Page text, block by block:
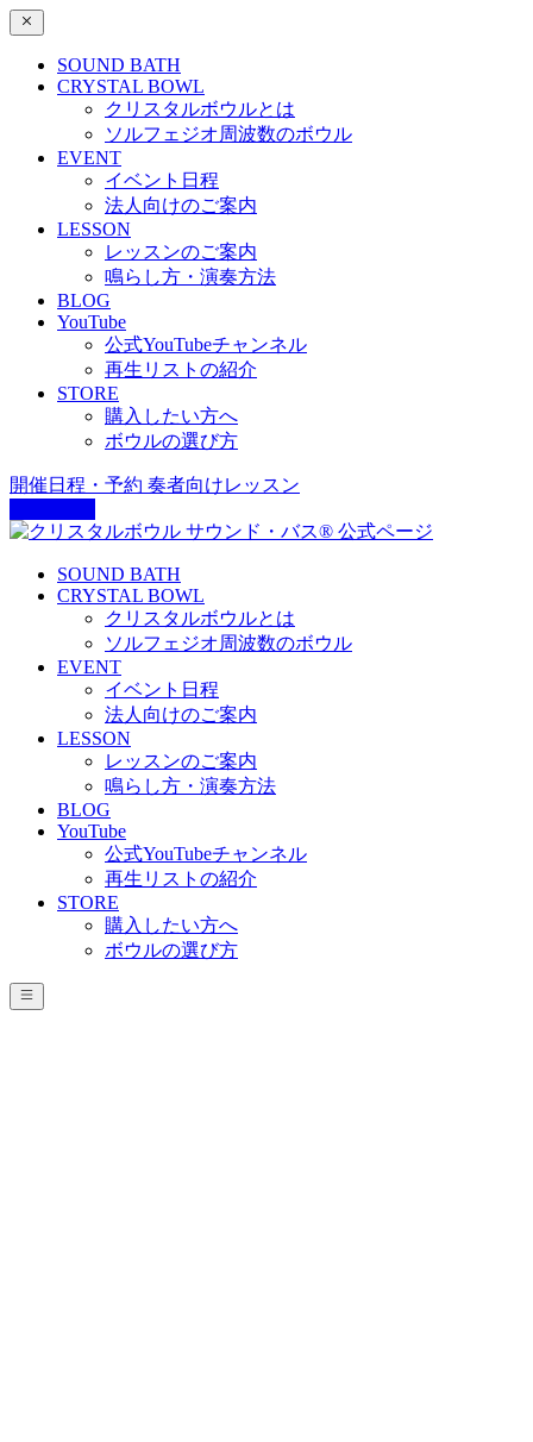
SOUND BATH
CRYSTAL BOWL
クリスタルボウルとは
ソルフェジオ周波数のボウル
EVENT
イベント日程
法人向けのご案内
LESSON
レッスンのご案内
鳴らし方・演奏方法
BLOG
YouTube
公式YouTubeチャンネル
再生リストの紹介
STORE
購入したい方へ
ボウルの選び方
開催日程・予約 奏者向けレッスン
SOUND BATH
CRYSTAL BOWL
クリスタルボウルとは
ソルフェジオ周波数のボウル
EVENT
イベント日程
法人向けのご案内
LESSON
レッスンのご案内
鳴らし方・演奏方法
BLOG
YouTube
公式YouTubeチャンネル
再生リストの紹介
STORE
購入したい方へ
ボウルの選び方